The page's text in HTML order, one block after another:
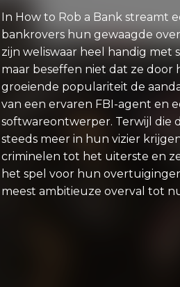
In How to Rob a Bank streamt
bankrovers hun gewaagde
zijn weliswaar heel handig met
maar beseffen niet dat ze door
groeiende populariteit de
van een ervaren FBI-agent en
softwareontwerper. Terwijl die
steeds meer in hun vizier
criminelen tot het uiterste en
het spel voor hun
meest ambitieuze overval tot